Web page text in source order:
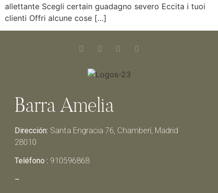
allettante Scegli certain guadagno severo Eccita i tuoi
clienti Offri alcune cose […]
Barra Amelia
Dirección: Santa Engracia 76, Chamberí, Madrid
28010
Teléfono : 910596868
–